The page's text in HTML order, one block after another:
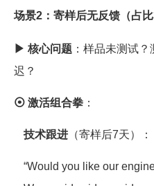
场景2：寄样后无反馈（占比
▶ 核心问题 ：样品未测试
迟？
⦿ 激活组合拳 ：
技术跟进 （寄样后7天）：
“Would you like our